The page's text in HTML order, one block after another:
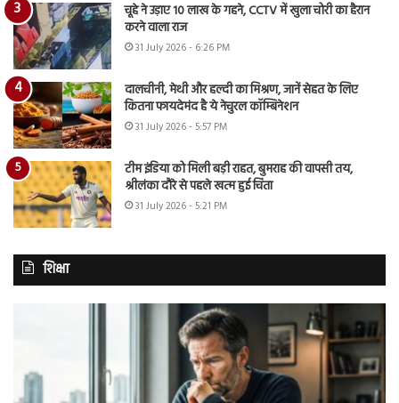
चूहे ने उड़ाए 10 लाख के गहने, CCTV में खुला चोरी का हैरान
करने वाला राज
31 July 2026 - 6:26 PM
दालचीनी, मेथी और हल्दी का मिश्रण, जानें सेहत के लिए
कितना फायदेमंद है ये नेचुरल कॉम्बिनेशन
31 July 2026 - 5:57 PM
टीम इंडिया को मिली बड़ी राहत, बुमराह की वापसी तय,
श्रीलंका दौरे से पहले खत्म हुई चिंता
31 July 2026 - 5:21 PM
शिक्षा